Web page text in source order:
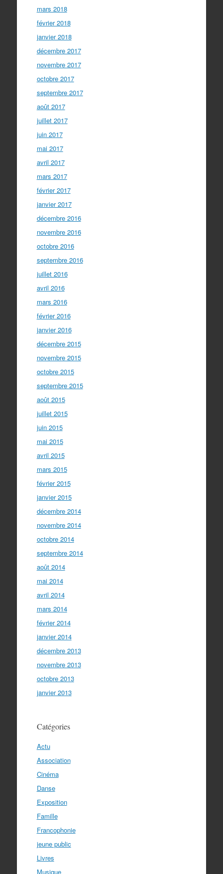
mars 2018
février 2018
janvier 2018
décembre 2017
novembre 2017
octobre 2017
septembre 2017
août 2017
juillet 2017
juin 2017
mai 2017
avril 2017
mars 2017
février 2017
janvier 2017
décembre 2016
novembre 2016
octobre 2016
septembre 2016
juillet 2016
avril 2016
mars 2016
février 2016
janvier 2016
décembre 2015
novembre 2015
octobre 2015
septembre 2015
août 2015
juillet 2015
juin 2015
mai 2015
avril 2015
mars 2015
février 2015
janvier 2015
décembre 2014
novembre 2014
octobre 2014
septembre 2014
août 2014
mai 2014
avril 2014
mars 2014
février 2014
janvier 2014
décembre 2013
novembre 2013
octobre 2013
janvier 2013
Catégories
Actu
Association
Cinéma
Danse
Exposition
Famille
Francophonie
jeune public
Livres
Musique